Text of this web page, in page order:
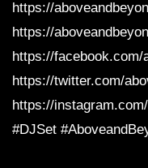
https://
https://
https://facebook.com/
https://twitter.com/
https://
#DJSet